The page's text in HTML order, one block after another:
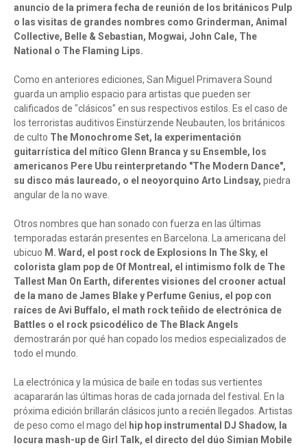
anuncio de la primera fecha de reunión de los británicos Pulp
o las visitas de grandes nombres como Grinderman, Animal
Collective, Belle & Sebastian, Mogwai, John Cale, The
National o The Flaming Lips.
Como en anteriores ediciones, San Miguel Primavera Sound
guarda un amplio espacio para artistas que pueden ser
calificados de "clásicos" en sus respectivos estilos. Es el caso de
los terroristas auditivos Einstürzende Neubauten, los británicos
de culto The Monochrome Set, la experimentación
guitarrística del mítico Glenn Branca y su Ensemble, los
americanos Pere Ubu reinterpretando "The Modern Dance",
su disco más laureado, o el neoyorquino Arto Lindsay, piedra
angular de la no wave.
Otros nombres que han sonado con fuerza en las últimas
temporadas estarán presentes en Barcelona. La americana del
ubicuo M. Ward, el post rock de Explosions In The Sky, el
colorista glam pop de Of Montreal, el intimismo folk de The
Tallest Man On Earth, diferentes visiones del crooner actual
de la mano de James Blake y Perfume Genius, el pop con
raíces de Avi Buffalo, el math rock teñido de electrónica de
Battles o el rock psicodélico de The Black Angels
demostrarán por qué han copado los medios especializados de
todo el mundo.
La electrónica y la música de baile en todas sus vertientes
acapararán las últimas horas de cada jornada del festival. En la
próxima edición brillarán clásicos junto a recién llegados. Artistas
de peso como el mago del
hip hop instrumental DJ Shadow, la
locura mash-up de Girl Talk, el directo del dúo Simian Mobile